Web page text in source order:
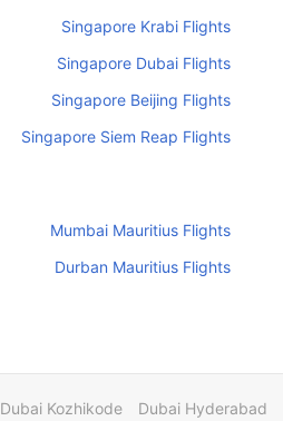
Singapore Krabi Flights
Singapore Dubai Flights
Singapore Beijing Flights
Singapore Siem Reap Flights
Mumbai Mauritius Flights
Durban Mauritius Flights
Dubai Hyderabad
Dubai Kozhikode